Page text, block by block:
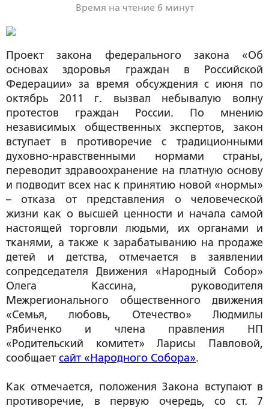
Время на чтение 6 минут
Проект закона федерального закона «Об
основах здоровья граждан в Российской
Федерации» за время обсуждения с июня по
октябрь 2011 г. вызвал небывалую волну
протестов граждан России. По мнению
независимых общественных экспертов, закон
вступает в противоречие с традиционными
духовно-нравственными нормами страны,
переводит здравоохранение на платную основу
и подводит всех нас к принятию новой «нормы»
– отказа от представления о человеческой
жизни как о высшей ценности и начала самой
настоящей торговли людьми, их органами и
тканями, а также к зарабатыванию на продаже
детей и детства, отмечается в заявлении
сопредседателя Движения «Народный Собор»
Олега Кассина, руководителя
Межрегионального общественного движения
«Семья, любовь, Отечество» Людмилы
Рябиченко и члена правления НП
«Родительский комитет» Ларисы Павловой,
сообщает сайт «Народного Собора».
Как отмечается, положения Закона вступают в
противоречие, в первую очередь, со ст. 7